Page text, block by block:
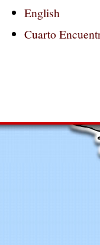
English
Cuarto